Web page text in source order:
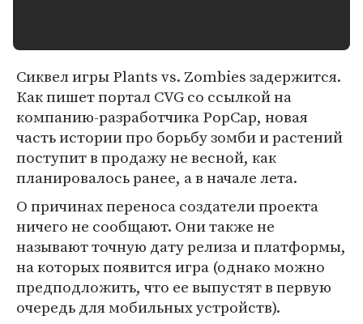
Сиквел игры Plants vs. Zombies задержится.
Как пишет портал CVG со ссылкой на
компанию-разработчика PopCap, новая
часть истории про борьбу зомби и растений
поступит в продажу не весной, как
планировалось ранее, а в начале лета.
О причинах переноса создатели проекта
ничего не сообщают. Они также не
называют точную дату релиза и платформы,
на которых появится игра (однако можно
предподложить, что ее выпустят в первую
очередь для мобильных устройств).